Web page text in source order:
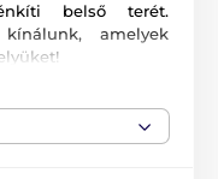
belső terét.
amelyek
képeinkhez nem